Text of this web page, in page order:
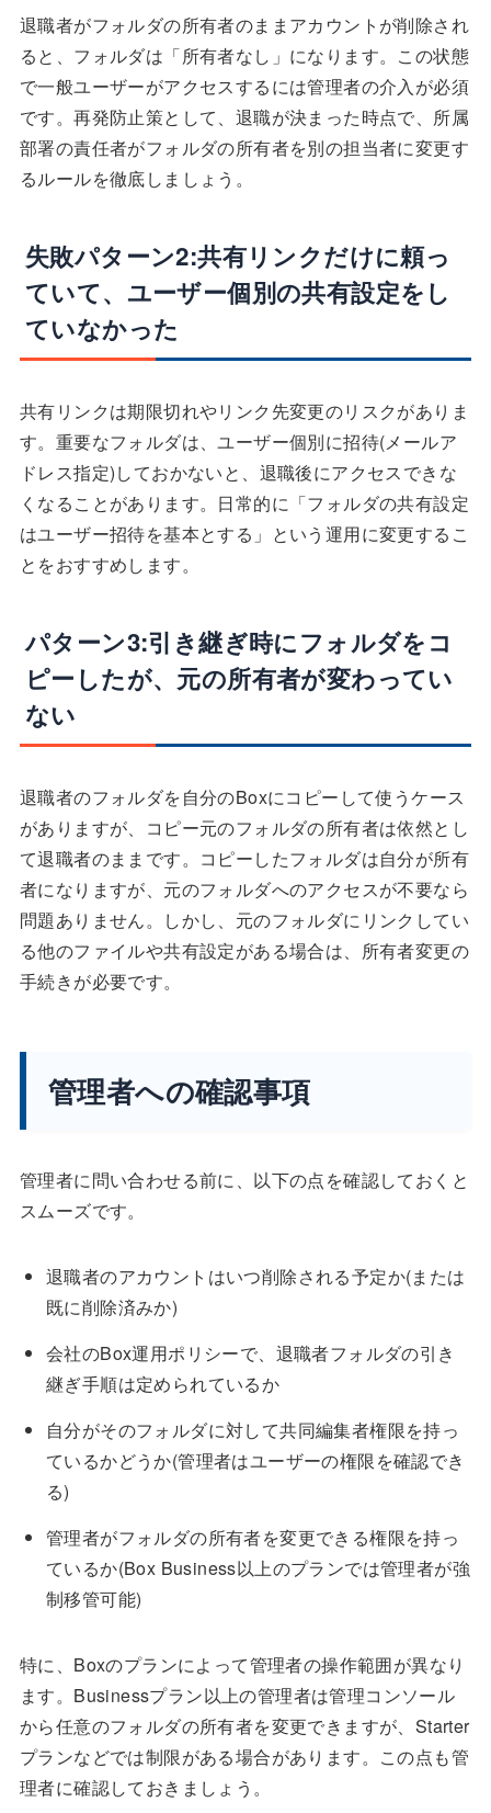
退職者がフォルダの所有者のままアカウントが削除され
ると、フォルダは「所有者なし」になります。この状態
で一般ユーザーがアクセスするには管理者の介入が必須
です。再発防止策として、退職が決まった時点で、所属
部署の責任者がフォルダの所有者を別の担当者に変更す
るルールを徹底しましょう。
失敗パターン2:共有リンクだけに頼っ
ていて、ユーザー個別の共有設定をし
ていなかった
共有リンクは期限切れやリンク先変更のリスクがありま
す。重要なフォルダは、ユーザー個別に招待(メールア
ドレス指定)しておかないと、退職後にアクセスできな
くなることがあります。日常的に「フォルダの共有設定
はユーザー招待を基本とする」という運用に変更するこ
とをおすすめします。
パターン3:引き継ぎ時にフォルダをコ
ピーしたが、元の所有者が変わってい
ない
退職者のフォルダを自分のBoxにコピーして使うケース
がありますが、コピー元のフォルダの所有者は依然とし
て退職者のままです。コピーしたフォルダは自分が所有
者になりますが、元のフォルダへのアクセスが不要なら
問題ありません。しかし、元のフォルダにリンクしてい
る他のファイルや共有設定がある場合は、所有者変更の
手続きが必要です。
管理者への確認事項
管理者に問い合わせる前に、以下の点を確認しておくと
スムーズです。
退職者のアカウントはいつ削除される予定か(または
既に削除済みか)
会社のBox運用ポリシーで、退職者フォルダの引き
継ぎ手順は定められているか
自分がそのフォルダに対して共同編集者権限を持っ
ているかどうか(管理者はユーザーの権限を確認でき
る)
管理者がフォルダの所有者を変更できる権限を持っ
ているか(Box Business以上のプランでは管理者が強
制移管可能)
特に、Boxのプランによって管理者の操作範囲が異なり
ます。Businessプラン以上の管理者は管理コンソール
から任意のフォルダの所有者を変更できますが、Starter
プランなどでは制限がある場合があります。この点も管
理者に確認しておきましょう。